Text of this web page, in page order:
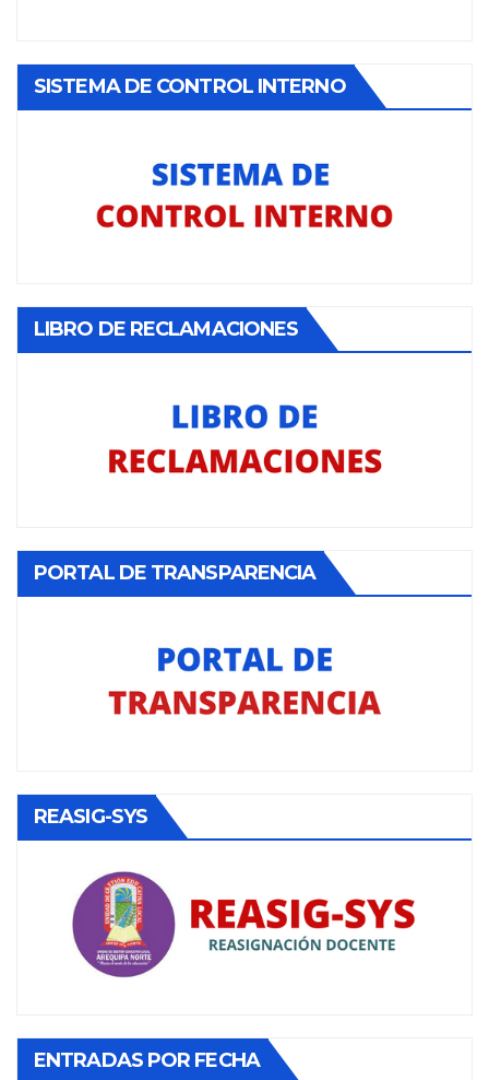
SISTEMA DE CONTROL INTERNO
LIBRO DE RECLAMACIONES
PORTAL DE TRANSPARENCIA
REASIG-SYS
ENTRADAS POR FECHA